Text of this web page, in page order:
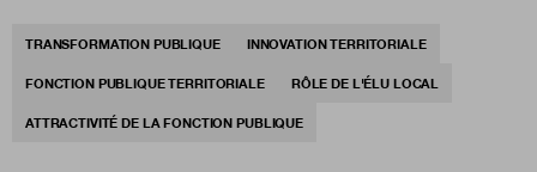
TRANSFORMATION PUBLIQUE INNOVATION TERRITORIALE
FONCTION PUBLIQUE TERRITORIALE RÔLE DE L'ÉLU LOCAL
ATTRACTIVITÉ DE LA FONCTION PUBLIQUE